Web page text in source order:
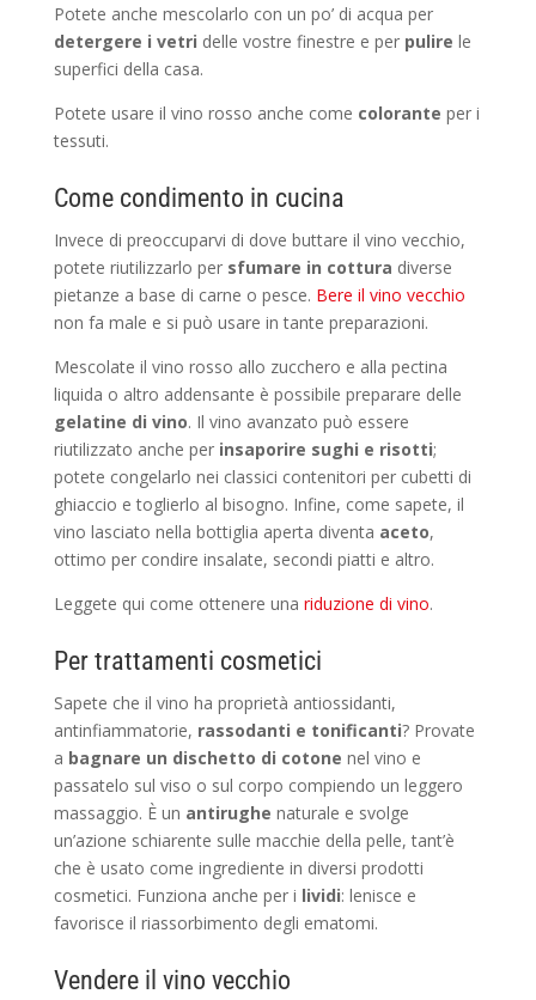
Potete anche mescolarlo con un po’ di acqua per
detergere i vetri delle vostre finestre e per pulire le
superfici della casa.
Potete usare il vino rosso anche come colorante per i
tessuti.
Come condimento in cucina
Invece di preoccuparvi di dove buttare il vino vecchio,
potete riutilizzarlo per sfumare in cottura diverse
pietanze a base di carne o pesce. Bere il vino vecchio
non fa male e si può usare in tante preparazioni.
Mescolate il vino rosso allo zucchero e alla pectina
liquida o altro addensante è possibile preparare delle
gelatine di vino. Il vino avanzato può essere
riutilizzato anche per insaporire sughi e risotti;
potete congelarlo nei classici contenitori per cubetti di
ghiaccio e toglierlo al bisogno. Infine, come sapete, il
vino lasciato nella bottiglia aperta diventa aceto,
ottimo per condire insalate, secondi piatti e altro.
Leggete qui come ottenere una riduzione di vino.
Per trattamenti cosmetici
Sapete che il vino ha proprietà antiossidanti,
antinfiammatorie, rassodanti e tonificanti? Provate
a bagnare un dischetto di cotone nel vino e
passatelo sul viso o sul corpo compiendo un leggero
massaggio. È un antirughe naturale e svolge
un’azione schiarente sulle macchie della pelle, tant’è
che è usato come ingrediente in diversi prodotti
cosmetici. Funziona anche per i lividi: lenisce e
favorisce il riassorbimento degli ematomi.
Vendere il vino vecchio